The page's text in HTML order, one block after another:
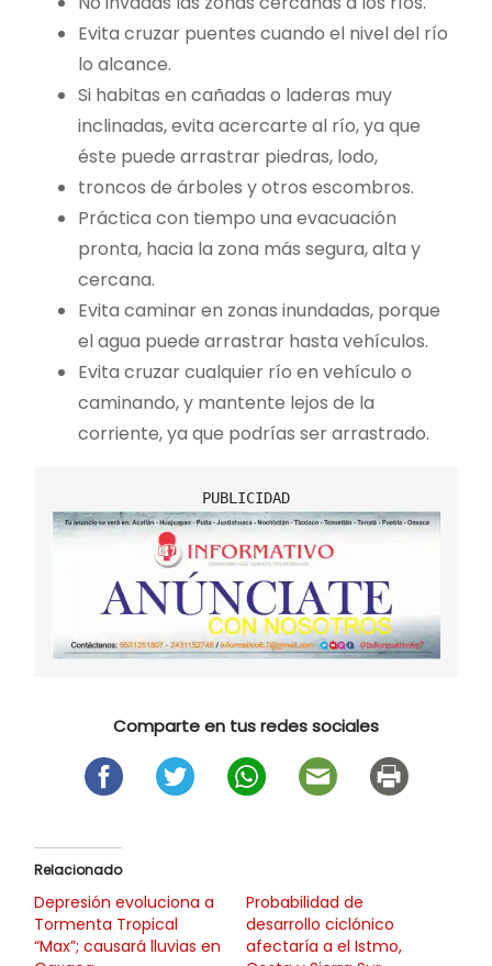
Evita cruzar puentes cuando el nivel del río
lo alcance.
Si habitas en cañadas o laderas muy
inclinadas, evita acercarte al río, ya que
éste puede arrastrar piedras, lodo,
troncos de árboles y otros escombros.
Práctica con tiempo una evacuación
pronta, hacia la zona más segura, alta y
cercana.
Evita caminar en zonas inundadas, porque
el agua puede arrastrar hasta vehículos.
Evita cruzar cualquier río en vehículo o
caminando, y mantente lejos de la
corriente, ya que podrías ser arrastrado.
Comparte en tus redes sociales
Relacionado
Depresión evoluciona a
Tormenta Tropical
“Max”; causará lluvias en
Probabilidad de
desarrollo ciclónico
afectaría a el Istmo,